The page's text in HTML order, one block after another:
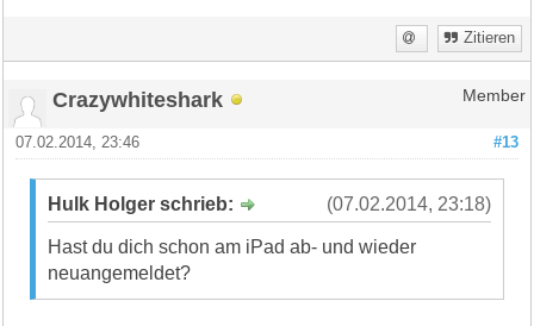
Zitieren
Crazywhiteshark Member
#13
07.02.2014, 23:46
(07.02.2014, 23:18)
Hulk Holger schrieb:
Hast du dich schon am iPad ab- und wieder
neuangemeldet?